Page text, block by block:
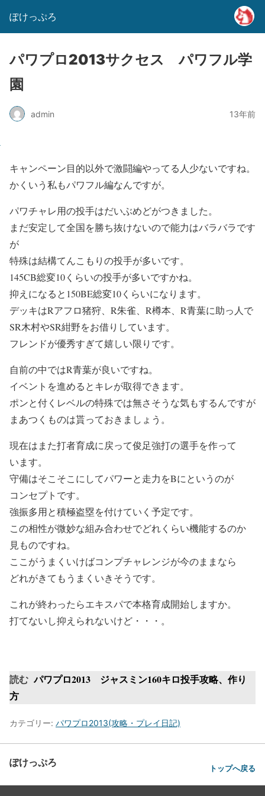
ぽけっぷろ
パワプロ2013サクセス パワフル学
園
admin 13年前
キャンペーン目的以外で激闘編やってる人少ないですね。
かくいう私もパワフル編なんですが。
パワチャレ用の投手はだいぶめどがつきました。
まだ安定して全国を勝ち抜けないので能力はバラバラです
が
特殊は結構てんこもりの投手が多いです。
145CB総変10くらいの投手が多いですかね。
抑えになると150BE総変10くらいになります。
デッキはRアフロ猪狩、R朱雀、R樽本、R青葉に助っ人で
SR木村やSR紺野をお借りしています。
フレンドが優秀すぎて嬉しい限りです。
自前の中ではR青葉が良いですね。
イベントを進めるとキレが取得できます。
ポンと付くレベルの特殊では無さそうな気もするんですが
まあつくものは貰っておきましょう。
現在はまた打者育成に戻って俊足強打の選手を作って
います。
守備はそこそこにしてパワーと走力をBにというのが
コンセプトです。
強振多用と積極盗塁を付けていく予定です。
この相性が微妙な組み合わせでどれくらい機能するのか
見ものですね。
ここがうまくいけばコンプチャレンジが今のままなら
どれがきてもうまくいきそうです。
これが終わったらエキスパで本格育成開始しますか。
打てないし抑えられないけど・・・。
読む パワプロ2013 ジャスミン160キロ投手攻略、作り
方
カテゴリー: パワプロ2013(攻略・プレイ日記)
ぽけっぷろ トップへ戻る